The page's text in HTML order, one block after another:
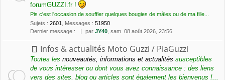
forumGUZZI.fr !
Pis c'est l'occasion de souffler quelques bougies de mâles ou de ma fille...
Sujets : 2601 Messages : 51950
Dernier message :
par JY40 , sam. 08 août 2026, 23:56
🧾 Infos & actualités Moto Guzzi / PiaGuzzi
Toutes les nouveautés, informations et actualités susceptibles
de vous intéresser ou dont vous avez connaissance : des liens
vers des sites, blog ou articles sont également les bienvenus !...